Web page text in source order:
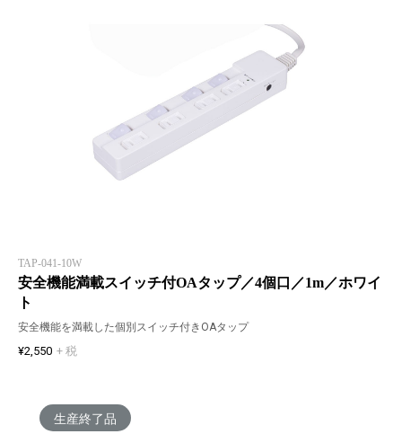
TAP-041-10W
安全機能満載スイッチ付OAタップ／4個口／1m／ホワイ
ト
安全機能を満載した個別スイッチ付きOAタップ
¥2,550 + 税
生産終了品